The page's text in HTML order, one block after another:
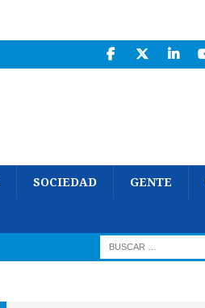
SOCIEDAD GENTE